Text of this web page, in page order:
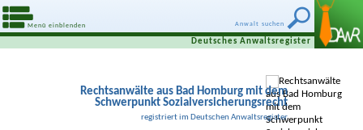
Anwalt suchen
Menü einblenden
Deutsches Anwaltsregister
Rechtsanwälte aus Bad Homburg mit dem
Schwerpunkt Sozialversicherungsrecht
registriert im Deutschen Anwaltsregister